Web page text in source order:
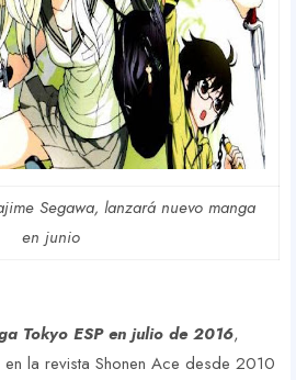
Segawa, lanzará nuevo manga
en junio
Tokyo ESP en julio de 2016,
en la revista Shonen Ace desde 2010